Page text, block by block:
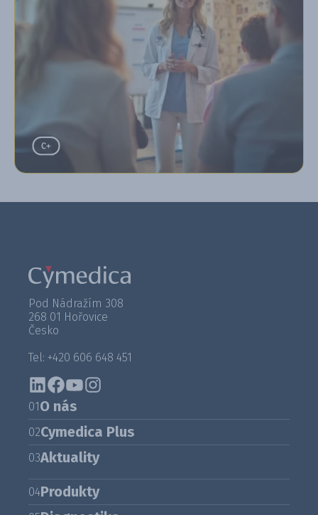
Pod Nádražím 308
268 01 Hořovice
Česko
Tel: +420 606 648 451
01O nás
02Cymedica Plus
03Aktuality
04Produkty